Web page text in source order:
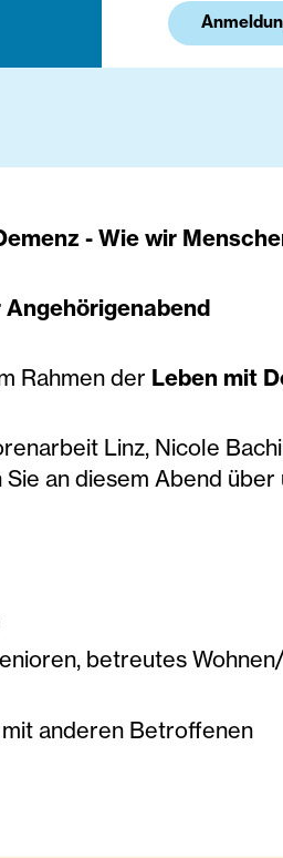
- Wie wir
Angehörigenabend
Rahmen der Leben mit
Linz, Nicole
an diesem Abend
betreutes
anderen Betroffenen